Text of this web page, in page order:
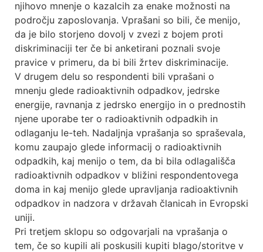
njihovo mnenje o kazalcih za enake možnosti na
področju zaposlovanja. Vprašani so bili, če menijo,
da je bilo storjeno dovolj v zvezi z bojem proti
diskriminaciji ter če bi anketirani poznali svoje
pravice v primeru, da bi bili žrtev diskriminacije.
V drugem delu so respondenti bili vprašani o
mnenju glede radioaktivnih odpadkov, jedrske
energije, ravnanja z jedrsko energijo in o prednostih
njene uporabe ter o radioaktivnih odpadkih in
odlaganju le-teh. Nadaljnja vprašanja so spraševala,
komu zaupajo glede informacij o radioaktivnih
odpadkih, kaj menijo o tem, da bi bila odlagališča
radioaktivnih odpadkov v bližini respondentovega
doma in kaj menijo glede upravljanja radioaktivnih
odpadkov in nadzora v državah članicah in Evropski
uniji.
Pri tretjem sklopu so odgovarjali na vprašanja o
tem, če so kupili ali poskusili kupiti blago/storitve v